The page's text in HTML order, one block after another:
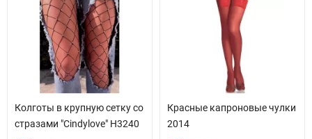
Колготы в крупную сетку со
стразами "Cindylove" H3240
Красные капроновые чулки
2014